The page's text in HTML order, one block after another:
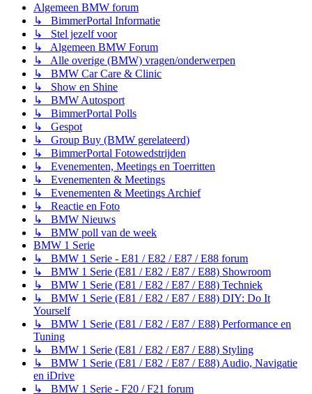
Algemeen BMW forum
↳ BimmerPortal Informatie
↳ Stel jezelf voor
↳ Algemeen BMW Forum
↳ Alle overige (BMW) vragen/onderwerpen
↳ BMW Car Care & Clinic
↳ Show en Shine
↳ BMW Autosport
↳ BimmerPortal Polls
↳ Gespot
↳ Group Buy (BMW gerelateerd)
↳ BimmerPortal Fotowedstrijden
↳ Evenementen, Meetings en Toerritten
↳ Evenementen & Meetings
↳ Evenementen & Meetings Archief
↳ Reactie en Foto
↳ BMW Nieuws
↳ BMW poll van de week
BMW 1 Serie
↳ BMW 1 Serie - E81 / E82 / E87 / E88 forum
↳ BMW 1 Serie (E81 / E82 / E87 / E88) Showroom
↳ BMW 1 Serie (E81 / E82 / E87 / E88) Techniek
↳ BMW 1 Serie (E81 / E82 / E87 / E88) DIY: Do It
Yourself
↳ BMW 1 Serie (E81 / E82 / E87 / E88) Performance en
Tuning
↳ BMW 1 Serie (E81 / E82 / E87 / E88) Styling
↳ BMW 1 Serie (E81 / E82 / E87 / E88) Audio, Navigatie
en iDrive
↳ BMW 1 Serie - F20 / F21 forum